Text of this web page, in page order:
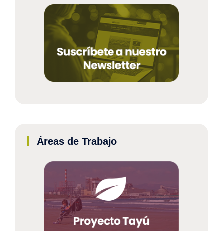
Áreas de Trabajo